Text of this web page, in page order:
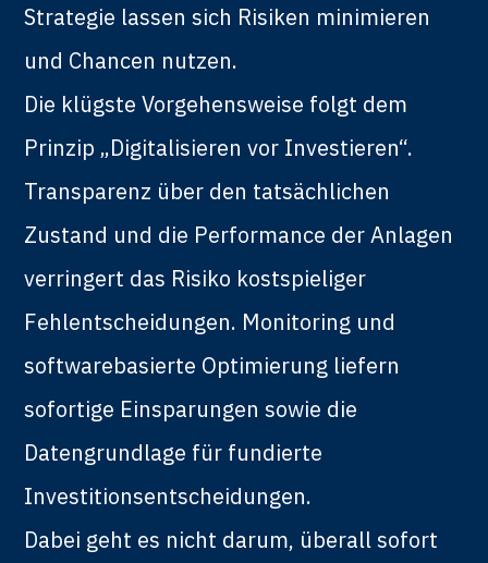
Strategie lassen sich Risiken minimieren
und Chancen nutzen.
Die klügste Vorgehensweise folgt dem
Prinzip „Digitalisieren vor Investieren“.
Transparenz über den tatsächlichen
Zustand und die Performance der Anlagen
verringert das Risiko kostspieliger
Fehlentscheidungen. Monitoring und
softwarebasierte Optimierung liefern
sofortige Einsparungen sowie die
Datengrundlage für fundierte
Investitionsentscheidungen.
Dabei geht es nicht darum, überall sofort